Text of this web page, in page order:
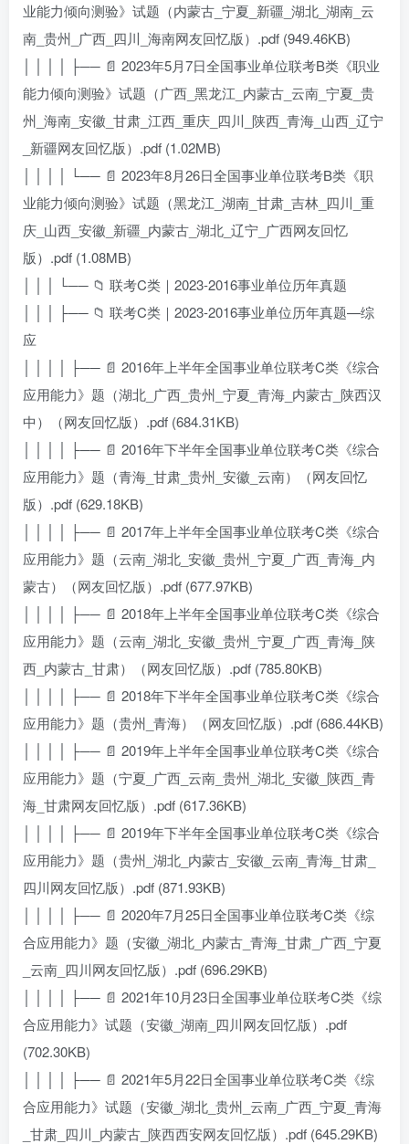
业能力倾向测验》试题（内蒙古_宁夏_新疆_湖北_湖南_云
南_贵州_广西_四川_海南网友回忆版）.pdf (949.46KB)
│ │ │ │ ├── 📄 2023年5月7日全国事业单位联考B类《职业
能力倾向测验》试题（广西_黑龙江_内蒙古_云南_宁夏_贵
州_海南_安徽_甘肃_江西_重庆_四川_陕西_青海_山西_辽宁
_新疆网友回忆版）.pdf (1.02MB)
│ │ │ │ └── 📄 2023年8月26日全国事业单位联考B类《职
业能力倾向测验》试题（黑龙江_湖南_甘肃_吉林_四川_重
庆_山西_安徽_新疆_内蒙古_湖北_辽宁_广西网友回忆
版）.pdf (1.08MB)
│ │ │ └── 📁 联考C类｜2023-2016事业单位历年真题
│ │ │ ├── 📁 联考C类｜2023-2016事业单位历年真题—综
应
│ │ │ │ ├── 📄 2016年上半年全国事业单位联考C类《综合
应用能力》题（湖北_广西_贵州_宁夏_青海_内蒙古_陕西汉
中）（网友回忆版）.pdf (684.31KB)
│ │ │ │ ├── 📄 2016年下半年全国事业单位联考C类《综合
应用能力》题（青海_甘肃_贵州_安徽_云南）（网友回忆
版）.pdf (629.18KB)
│ │ │ │ ├── 📄 2017年上半年全国事业单位联考C类《综合
应用能力》题（云南_湖北_安徽_贵州_宁夏_广西_青海_内
蒙古）（网友回忆版）.pdf (677.97KB)
│ │ │ │ ├── 📄 2018年上半年全国事业单位联考C类《综合
应用能力》题（云南_湖北_安徽_贵州_宁夏_广西_青海_陕
西_内蒙古_甘肃）（网友回忆版）.pdf (785.80KB)
│ │ │ │ ├── 📄 2018年下半年全国事业单位联考C类《综合
应用能力》题（贵州_青海）（网友回忆版）.pdf (686.44KB)
│ │ │ │ ├── 📄 2019年上半年全国事业单位联考C类《综合
应用能力》题（宁夏_广西_云南_贵州_湖北_安徽_陕西_青
海_甘肃网友回忆版）.pdf (617.36KB)
│ │ │ │ ├── 📄 2019年下半年全国事业单位联考C类《综合
应用能力》题（贵州_湖北_内蒙古_安徽_云南_青海_甘肃_
四川网友回忆版）.pdf (871.93KB)
│ │ │ │ ├── 📄 2020年7月25日全国事业单位联考C类《综
合应用能力》题（安徽_湖北_内蒙古_青海_甘肃_广西_宁夏
_云南_四川网友回忆版）.pdf (696.29KB)
│ │ │ │ ├── 📄 2021年10月23日全国事业单位联考C类《综
合应用能力》试题（安徽_湖南_四川网友回忆版）.pdf
(702.30KB)
│ │ │ │ ├── 📄 2021年5月22日全国事业单位联考C类《综
合应用能力》试题（安徽_湖北_贵州_云南_广西_宁夏_青海
_甘肃_四川_内蒙古_陕西西安网友回忆版）.pdf (645.29KB)